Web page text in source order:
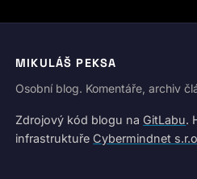
MIKULÁŠ PEKSA
Osobní blog. Komentáře, archiv
Zdrojový kód blogu na GitLabu.
infrastruktuře Cybermindnet